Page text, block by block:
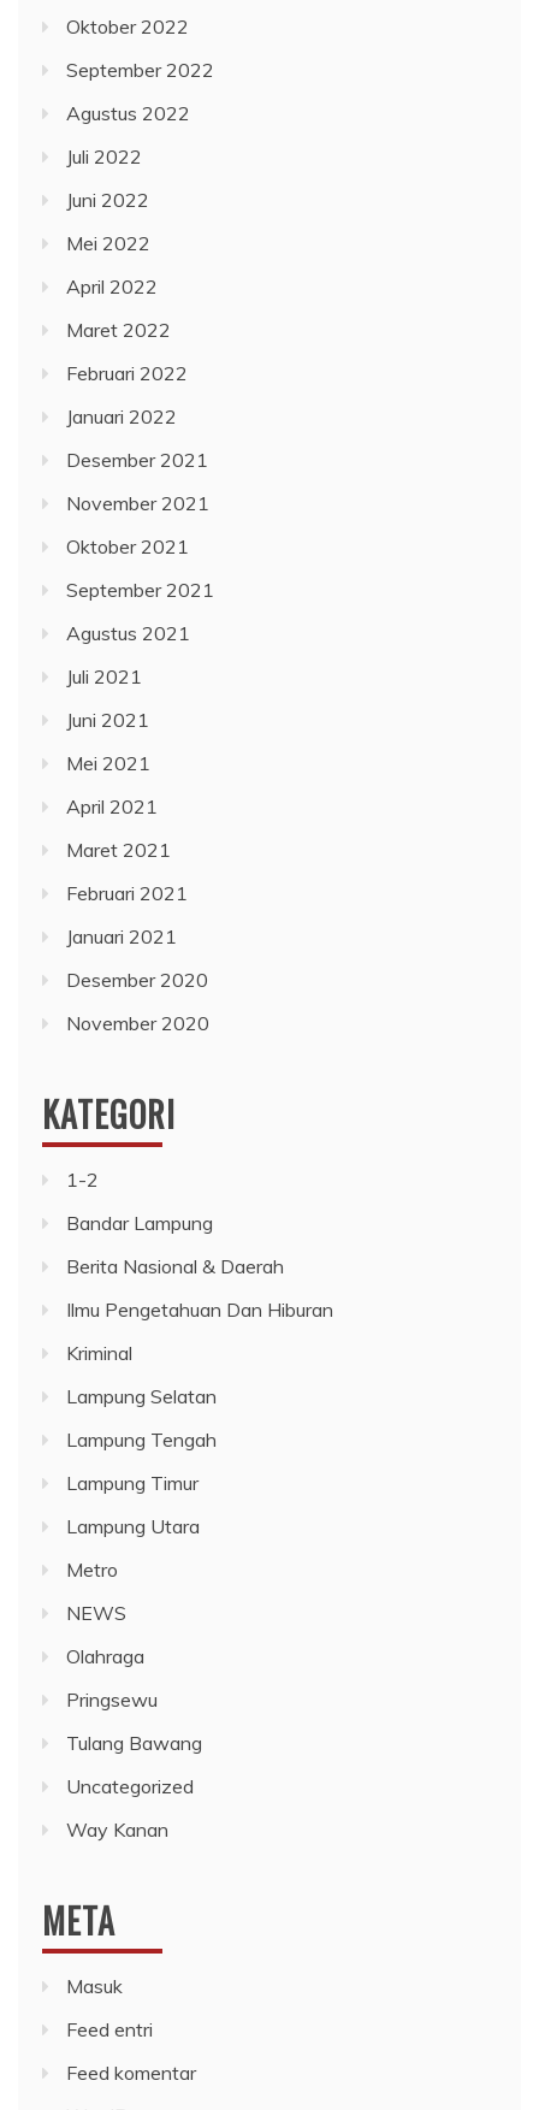
Oktober 2022
September 2022
Agustus 2022
Juli 2022
Juni 2022
Mei 2022
April 2022
Maret 2022
Februari 2022
Januari 2022
Desember 2021
November 2021
Oktober 2021
September 2021
Agustus 2021
Juli 2021
Juni 2021
Mei 2021
April 2021
Maret 2021
Februari 2021
Januari 2021
Desember 2020
November 2020
KATEGORI
1-2
Bandar Lampung
Berita Nasional & Daerah
Ilmu Pengetahuan Dan Hiburan
Kriminal
Lampung Selatan
Lampung Tengah
Lampung Timur
Lampung Utara
Metro
NEWS
Olahraga
Pringsewu
Tulang Bawang
Uncategorized
Way Kanan
META
Masuk
Feed entri
Feed komentar